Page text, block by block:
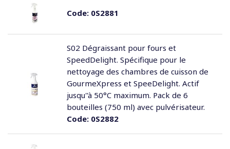
Code:0S2881
Code:0S2882
S02 Dégraissant pour fours et
SpeedDelight. Spécifique pour le
nettoyage des chambres de cuisson de
GourmeXpress et SpeeDelight. Actif
jusqu''à 50°C maximum. Pack de 6
bouteilles (750 ml) avec pulvérisateur.